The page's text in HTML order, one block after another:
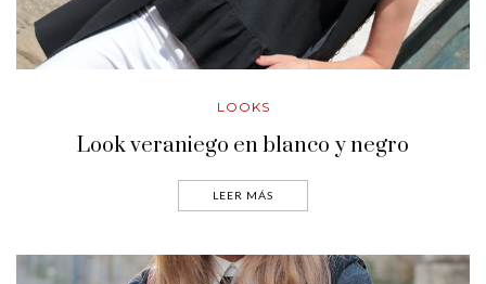
LOOKS
Look veraniego en blanco y negro
LEER MÁS